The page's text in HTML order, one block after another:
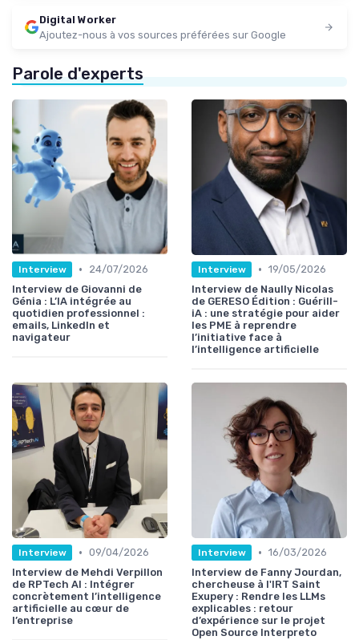
Digital Worker
Ajoutez-nous à vos sources préférées sur Google
Parole d'experts
Interview •
24/07/2026
Interview de Giovanni de
Génia : L’IA intégrée au
quotidien professionnel :
emails, LinkedIn et
navigateur
Interview • 19/05/2026
Interview de Naully Nicolas
de GERESO Édition : Guérill-
iA : une stratégie pour aider
les PME à reprendre
l’initiative face à
l’intelligence artificielle
Interview • 09/04/2026
Interview de Mehdi Verpillon
de RPTech AI : Intégrer
concrètement l’intelligence
artificielle au cœur de
l’entreprise
Interview • 16/03/2026
Interview de Fanny Jourdan,
chercheuse à l'IRT Saint
Exupery : Rendre les LLMs
explicables : retour
d’expérience sur le projet
Open Source Interpreto